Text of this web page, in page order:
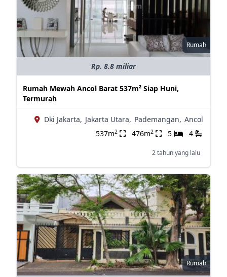
Rumah
Rp. 8.8 miliar
Rumah Mewah Ancol Barat 537m² Siap Huni,
Termurah
Dki Jakarta, Jakarta Utara, Pademangan, Ancol
537m2 476m2 5 4
2 tahun yang lalu
Rumah